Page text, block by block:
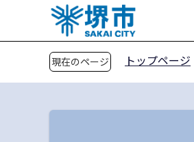
ペ
ジ
現在のページ トップページ